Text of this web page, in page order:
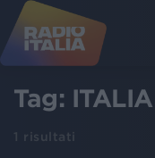
Tag:
1 risultati